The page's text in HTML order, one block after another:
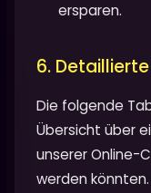
ersparen.
6.
Die folgende
Übersicht über
unserer Online-
werden